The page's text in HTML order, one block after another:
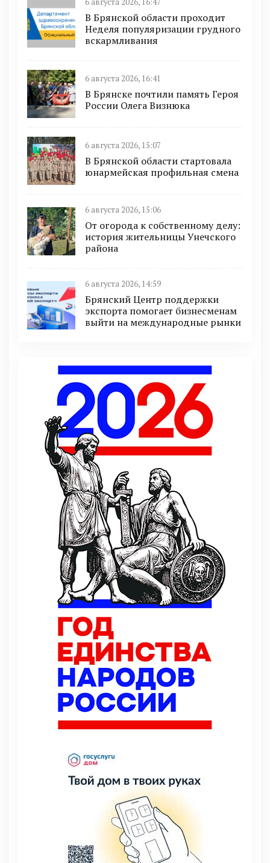
6 августа 2026, 16:47
В Брянской области проходит
Неделя популяризации грудного
вскармливания
6 августа 2026, 16:41
В Брянске почтили память Героя
России Олега Визнюка
6 августа 2026, 15:07
В Брянской области стартовала
юнармейская профильная смена
6 августа 2026, 15:06
От огорода к собственному делу:
история жительницы Унечского
района
6 августа 2026, 14:59
Брянский Центр поддержки
экспорта помогает бизнесменам
выйти на международные рынки